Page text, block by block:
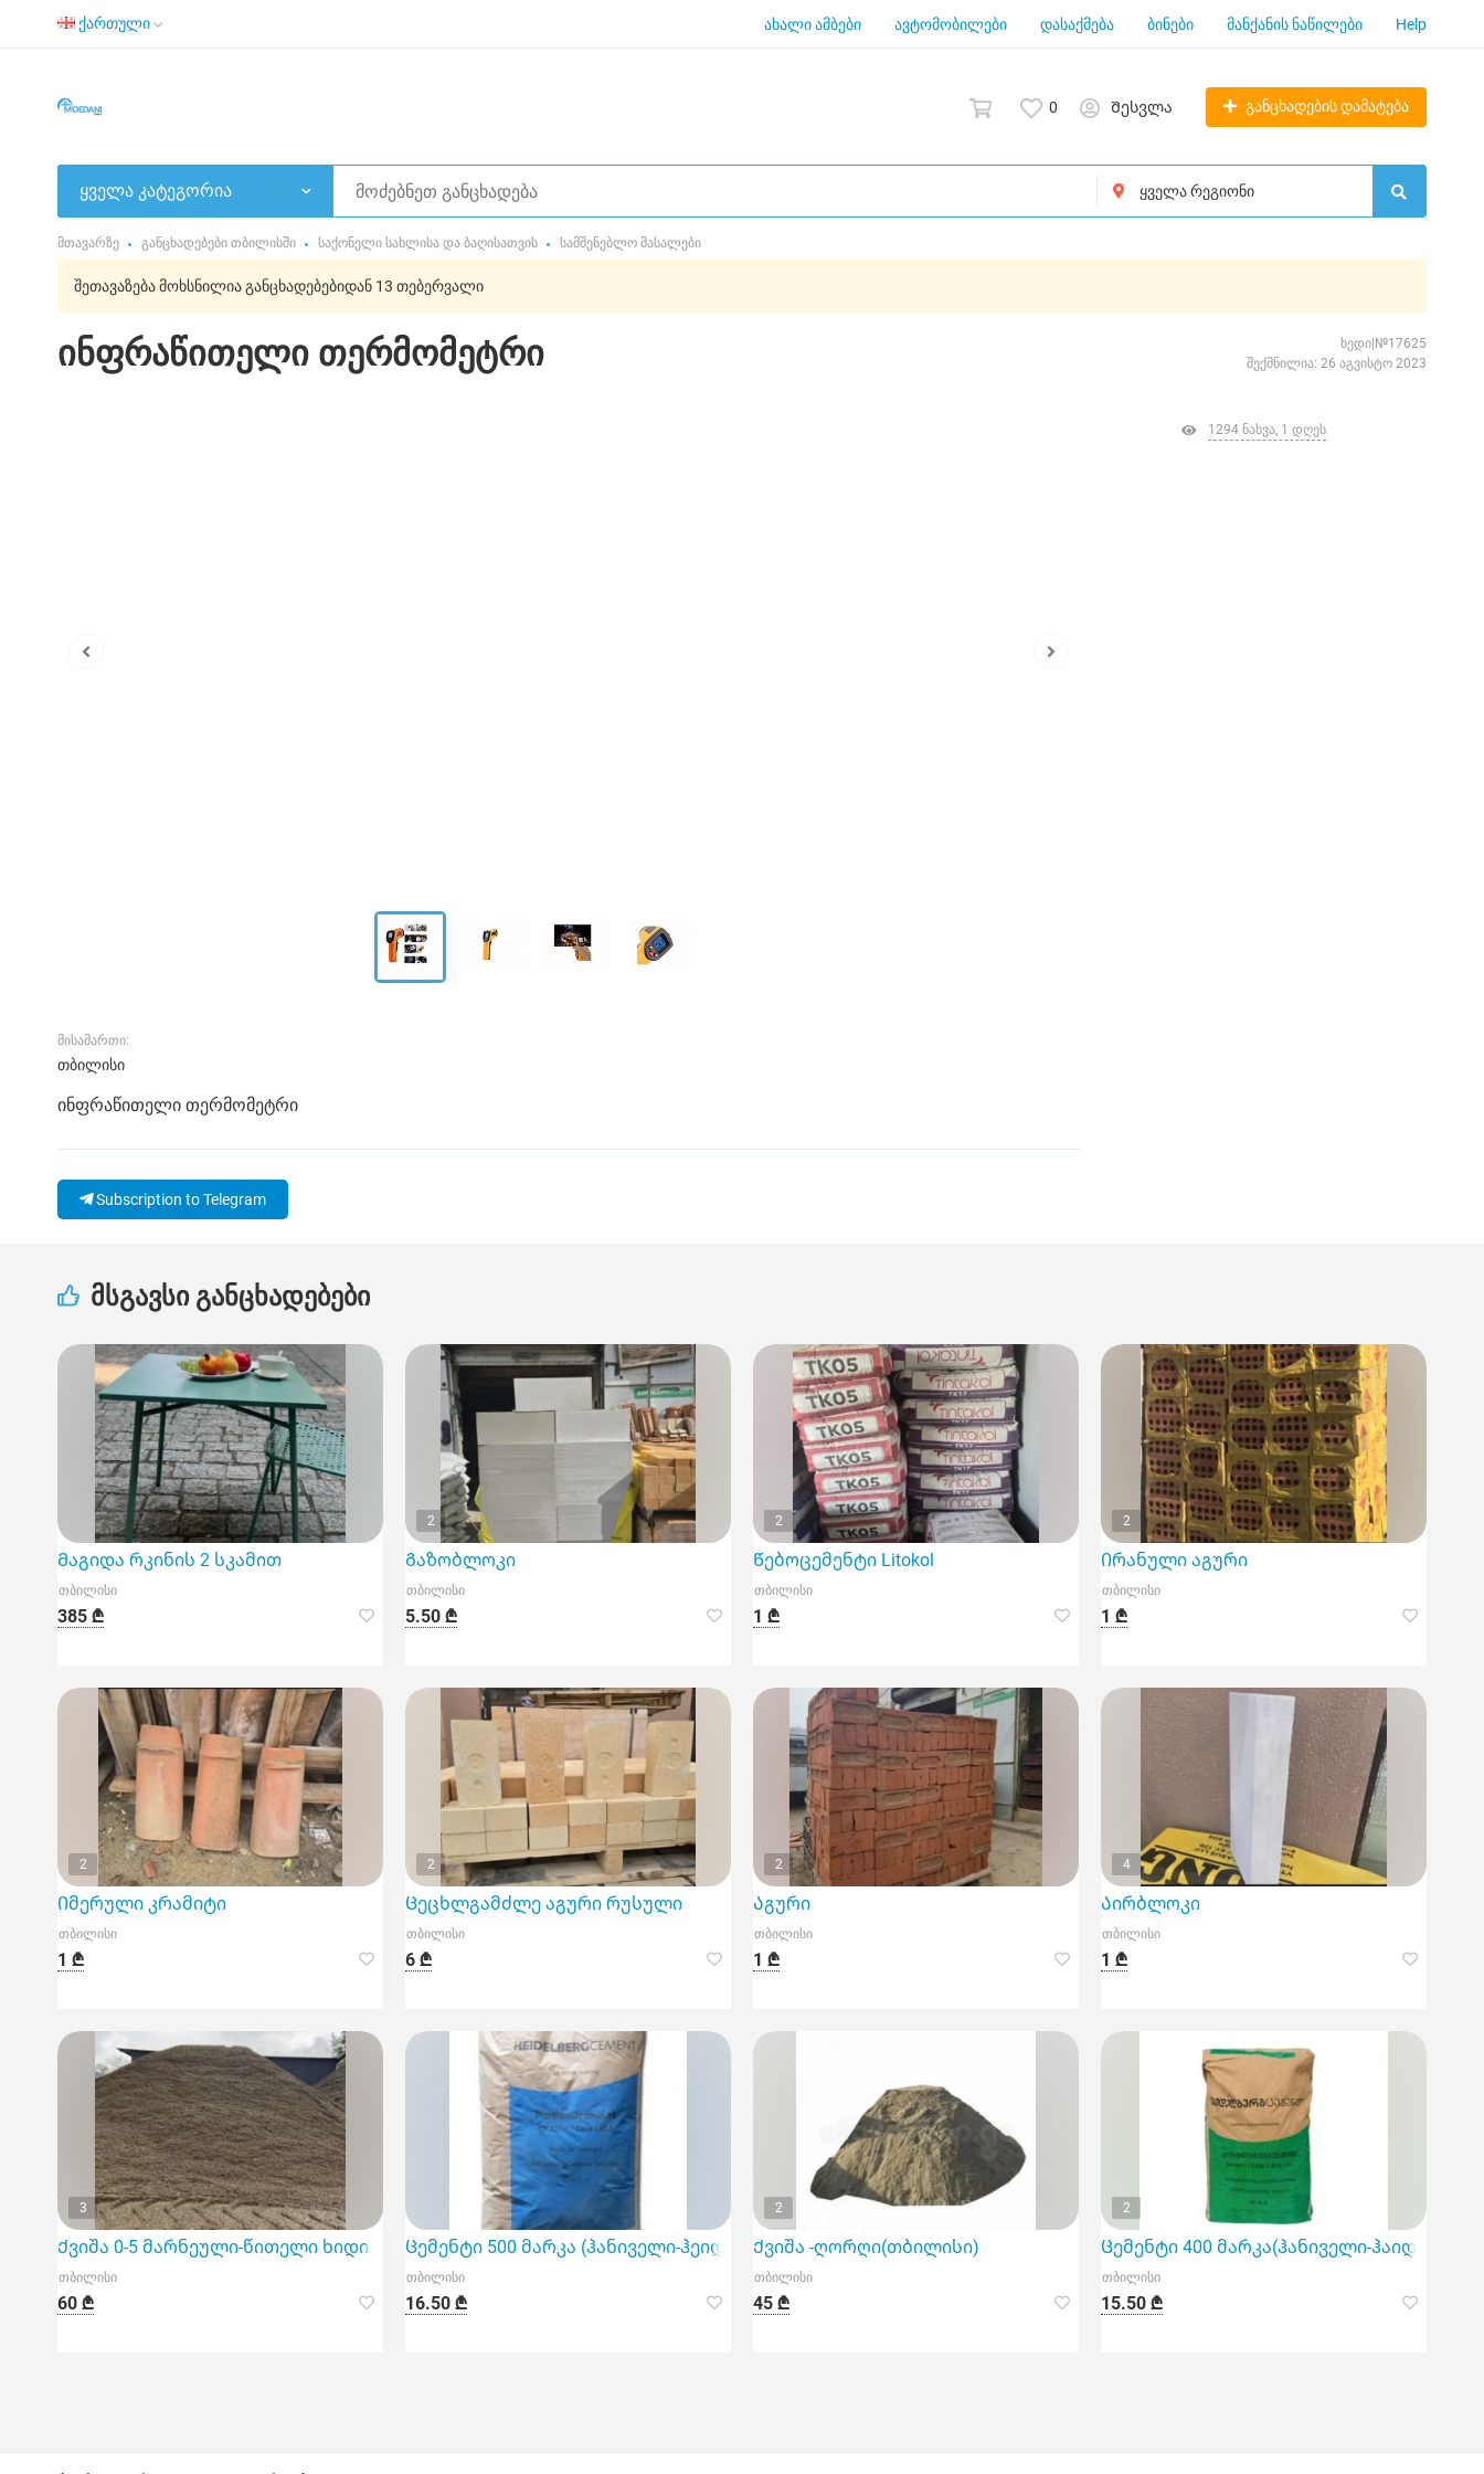
ქართული ახალი ამბები ავტომობილები დასაქმება ბინები მანქანის ნაწილები Help
0 Შესვლა განცხადების დამატება
ყველა კატეგორია
მთავარზე განცხადებები თბილისში საქონელი სახლისა და ბაღისათვის სამშენებლო მასალები
შეთავაზება მოხსნილია განცხადებებიდან 13 თებერვალი
ინფრაწითელი თერმომეტრი
ხედი|№17625
შექმნილია: 26 აგვისტო 2023
მისამართი:
თბილისი
ინფრაწითელი თერმომეტრი
Subscription to Telegram
1294 ნახვა, 1 დღეს
მსგავსი განცხადებები
Მაგიდა რკინის 2 სკამით
თბილისი
385 ₾
2
Გაზობლოკი
თბილისი
5.50 ₾
2
Წებოცემენტი Litokol
თბილისი
1 ₾
2
Ირანული აგური
თბილისი
1 ₾
2
Იმერული კრამიტი
თბილისი
1 ₾
2
Ცეცხლგამძლე აგური რუსული
თბილისი
6 ₾
2
Აგური
თბილისი
1 ₾
4
Აირბლოკი
თბილისი
1 ₾
3
Ქვიშა 0-5 მარნეული-წითელი ხიდი
თბილისი
60 ₾
Ცემენტი 500 მარკა (ჰანიველი-ჰეიდელბერგი)
თბილისი
16.50 ₾
2
Ქვიშა -ღორღი(თბილისი)
თბილისი
45 ₾
2
Ცემენტი 400 მარკა(ჰანიველი-
თბილისი
15.50 ₾